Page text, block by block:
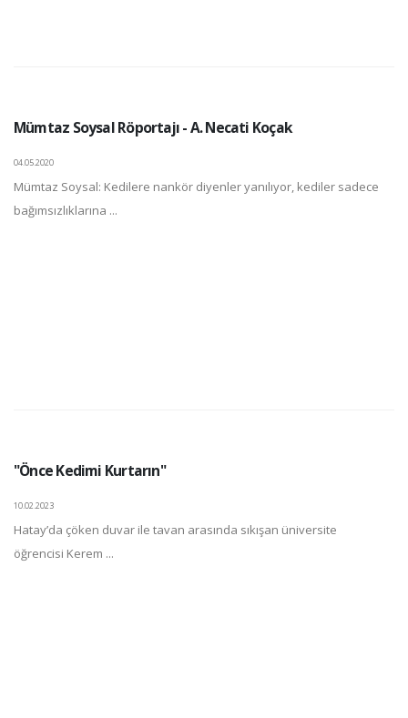
Mümtaz Soysal Röportajı - A. Necati Koçak
04.05.2020
Mümtaz Soysal: Kedilere nankör diyenler yanılıyor, kediler sadece
bağımsızlıklarına ...
"Önce Kedimi Kurtarın"
10.02.2023
Hatay’da çöken duvar ile tavan arasında sıkışan üniversite
öğrencisi Kerem ...